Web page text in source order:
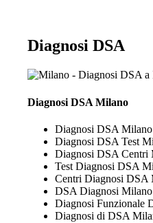
Diagnosi DSA
Diagnosi DSA Milano
Diagnosi DSA Milano
Diagnosi DSA Test
Diagnosi DSA Centri
Test Diagnosi DSA
Centri Diagnosi DSA
DSA Diagnosi Milano
Diagnosi Funzionale
Diagnosi di DSA